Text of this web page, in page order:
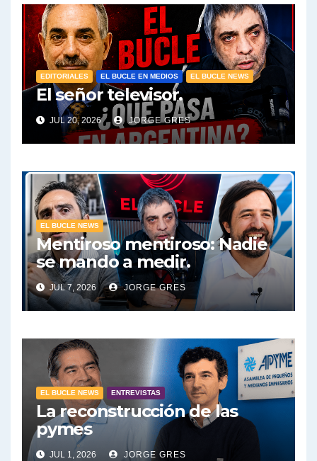
EDITORIALES EL BUCLE EN MEDIOS EL BUCLE NEWS
El señor televisor.
JUL 20, 2026 JORGE GRES
EL BUCLE NEWS
Mentiroso mentiroso: Nadie
se mando a medir.
JUL 7, 2026 JORGE GRES
EL BUCLE NEWS ENTREVISTAS
La reconstrucción de las
pymes
JUL 1, 2026 JORGE GRES